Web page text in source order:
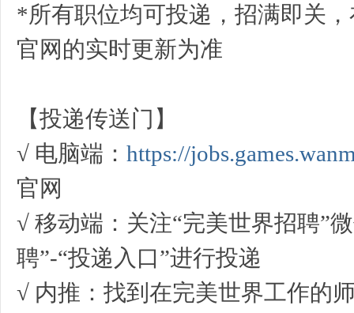
*所有职位均可投递，招满即关
官网的实时更新为准
【投递传送门】
√ 电脑端： https://
官网
√ 移动端：关注“完美世界招聘”
聘”-“投递入口”进行投递
√ 内推：找到在完美世界工作的